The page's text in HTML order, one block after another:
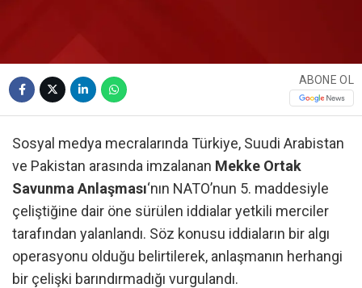
ABONE OL
Sosyal medya mecralarında Türkiye, Suudi Arabistan
ve Pakistan arasında imzalanan Mekke Ortak
Savunma Anlaşması‘nın NATO’nun 5. maddesiyle
çeliştiğine dair öne sürülen iddialar yetkili merciler
tarafından yalanlandı. Söz konusu iddiaların bir algı
operasyonu olduğu belirtilerek, anlaşmanın herhangi
bir çelişki barındırmadığı vurgulandı.